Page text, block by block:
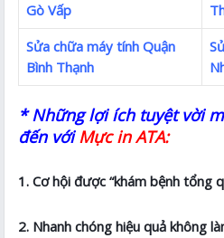
Gò Vấp
Sửa chữa máy tính Quận
Bình Thạnh
* Những lợi ích tuyệt vời
đến vớiMực in ATA:
1. Cơ hội được “khám bệnh tổng
2. Nhanh chóng hiệu quả không